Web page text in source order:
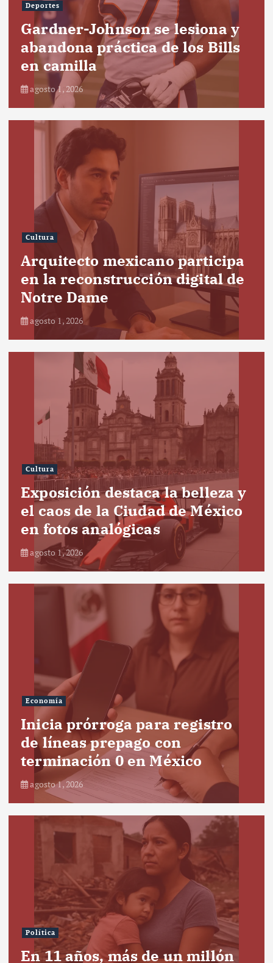
Deportes
Gardner-Johnson se lesiona y
abandona práctica de los Bills
en camilla
agosto 1, 2026
Cultura
Arquitecto mexicano participa
en la reconstrucción digital de
Notre Dame
agosto 1, 2026
Cultura
Exposición destaca la belleza y
el caos de la Ciudad de México
en fotos analógicas
agosto 1, 2026
Economía
Inicia prórroga para registro
de líneas prepago con
terminación 0 en México
agosto 1, 2026
Política
En 11 años, más de un millón